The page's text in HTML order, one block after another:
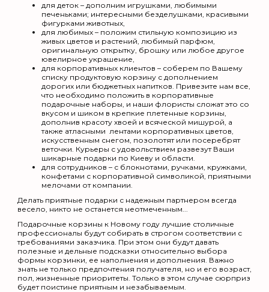
для деток – дополним игрушками, любимыми
печеньками; интересными безделушками, красивыми
фигурками животных,
для любимых – положим стильную композицию из
живых цветов и растений, любимый парфюм,
оригинальную открытку, брошку или любое другое
ювелирное украшение,
для корпоративных клиентов – соберем по Вашему
списку продуктовую корзину с дополнением
дорогих или бюджетных напитков. Привезите нам все,
что необходимо положить в корпоративные
подарочные наборы, и наши флористы сложат это со
вкусом и шиком в крепкие плетенные корзины,
дополнив красоту хвоей и всяческой мишурой, а
также атласными лентами корпоративных цветов,
искусственным снегом, позолотят или посеребрят
веточки. Курьеры с удовольствием развезут Ваши
шикарные подарки по Киеву и области.
для сотрудников – с блокнотами, ручками, кружками,
конфетами с корпоративной символикой, приятными
мелочами от компании.
Делать приятные подарки с надежным партнером всегда
весело, никто не останется неотмеченным...
Подарочные корзины к Новому году лучшие столичные
профессионалы будут собирать в строгом соответствии с
требованиями заказчика. При этом они будут давать
полезные и дельные подсказки относительно выбора
формы корзинки, ее наполнения и дополнения. Важно
знать не только предпочтения получателя, но и его возраст,
пол, жизненные приоритеты. Только в этом случае сюрприз
будет поистине приятным и незабываемым.